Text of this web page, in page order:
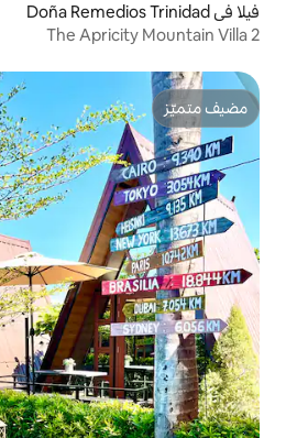
متوسط التقييم 4.83 من 5، 47 مراجعات
4.83 (47)
The